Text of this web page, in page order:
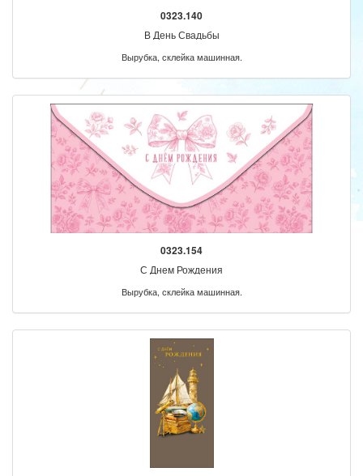
0323.140
В День Свадьбы
Вырубка, склейка машинная.
0323.154
С Днем Рождения
Вырубка, склейка машинная.